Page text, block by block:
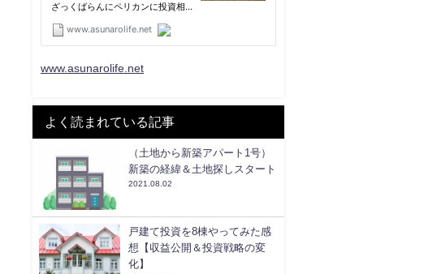
www.asunarolife.net
よく読まれている記事
（土地から新築アパート1号）
新築の経緯＆土地探しスタート
2021.08.02
戸建て投資を8棟やってみた感
想【収益公開＆投資戦略の変
化】